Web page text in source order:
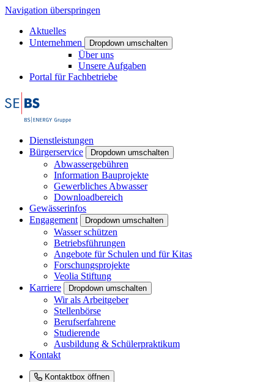
Navigation überspringen
Aktuelles
Unternehmen
Dropdown umschalten
Über uns
Unsere Aufgaben
Portal für Fachbetriebe
Dienstleistungen
Bürgerservice
Dropdown umschalten
Abwassergebühren
Information Bauprojekte
Gewerbliches Abwasser
Downloadbereich
Gewässerinfos
Engagement
Dropdown umschalten
Wasser schützen
Betriebsführungen
Angebote für Schulen und für Kitas
Forschungsprojekte
Veolia Stiftung
Karriere
Dropdown umschalten
Wir als Arbeitgeber
Stellenbörse
Berufserfahrene
Studierende
Ausbildung & Schülerpraktikum
Kontakt
Kontaktbox öffnen